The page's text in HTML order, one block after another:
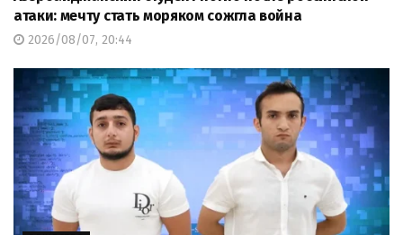
атаки: мечту стать моряком сожгла война
2026/08/07, 20:44